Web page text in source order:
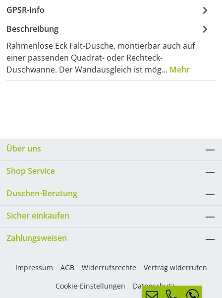
GPSR-Info
Beschreibung
Rahmenlose Eck Falt-Dusche, montierbar auch auf
einer passenden Quadrat- oder Rechteck-
Duschwanne. Der Wandausgleich ist mög… Mehr
Über uns
Shop Service
Duschen-Beratung
Sicher einkaufen
Zahlungsweisen
Impressum AGB Widerrufsrechte
Vertrag widerrufen
Cookie-Einstellungen
Datenschutz